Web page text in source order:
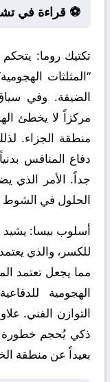
⚽ قراءة في
تكتيك روما: يتحكم
“المثلثات
الضيقة. وفي
مركزاً لا يخطئ
منطقة الجزاء.
دفاع المنافس
جداً. الأمر الذي
الحلول في الشوط
أسلوب بيسا: يشيد
للكسر، والذي
مما يجعل تعتمد
التوازن الفني.
ذكي يُحجم خطورة
بعيداً عن منطقة